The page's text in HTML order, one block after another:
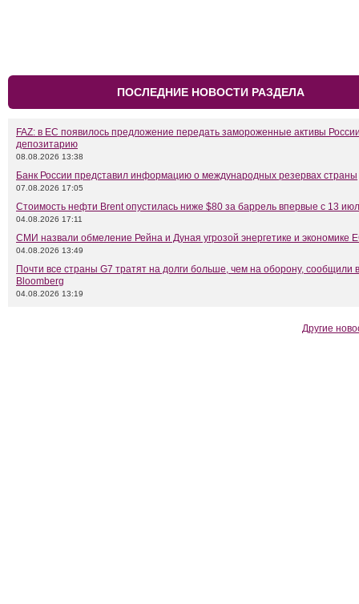
ПОСЛЕДНИЕ НОВОСТИ РАЗДЕЛА
FAZ: в ЕС появилось предложение передать замороженные активы
депозитарию
08.08.2026 13:38
Банк России представил информацию о международных резервах страны
07.08.2026 17:05
Стоимость нефти Brent опустилась ниже $80 за баррель впервые с 13
04.08.2026 17:11
СМИ назвали обмеление Рейна и Дуная угрозой энергетике и экономике
04.08.2026 13:49
Почти все страны G7 тратят на долги больше, чем на оборону, сообщили в
Bloomberg
04.08.2026 13:19
Другие